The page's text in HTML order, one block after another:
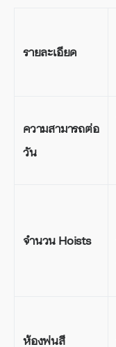
รายละเอียด
ความสามารถต่อ
วัน
จำนวน Hoists
ห้องพ่นสี